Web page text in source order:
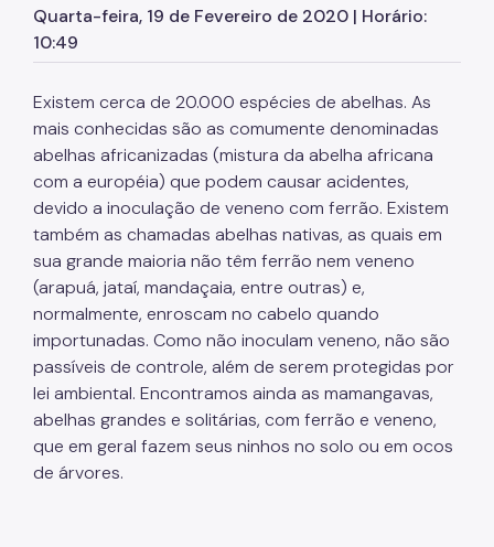
Praça de Atendimento DVZ
Agente de Combate às Endemias
Doenças
Esporotricose Animal
Leishmaniose Visceral Canina
Raiva em Animais
Animais Sinantrópicos
Aranhas
Barbeiro
Quarta-feira, 19 de Fevereiro de 2020 | Horário:
10:49
Existem cerca de 20.000 espécies de abelhas. As
mais conhecidas são as comumente denominadas
abelhas africanizadas (mistura da abelha africana
com a européia) que podem causar acidentes,
devido a inoculação de veneno com ferrão. Existem
também as chamadas abelhas nativas, as quais em
sua grande maioria não têm ferrão nem veneno
(arapuá, jataí, mandaçaia, entre outras) e,
normalmente, enroscam no cabelo quando
importunadas. Como não inoculam veneno, não são
passíveis de controle, além de serem protegidas por
lei ambiental. Encontramos ainda as mamangavas,
abelhas grandes e solitárias, com ferrão e veneno,
que em geral fazem seus ninhos no solo ou em ocos
de árvores.